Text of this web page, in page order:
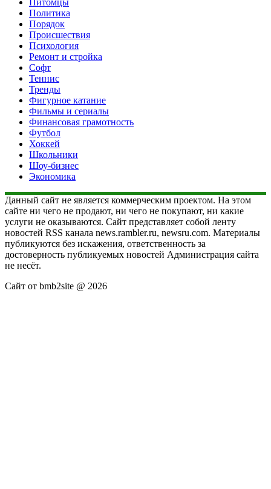
Политика
Порядок
Происшествия
Психология
Ремонт и стройка
Софт
Теннис
Тренды
Фигурное катание
Фильмы и сериалы
Финансовая грамотность
Футбол
Хоккей
Школьники
Шоу-бизнес
Экономика
Данный сайт не является коммерческим проектом. На этом
сайте ни чего не продают, ни чего не покупают, ни какие
услуги не оказываются. Сайт представляет собой ленту
новостей RSS канала news.rambler.ru, newsru.com. Материалы
публикуются без искажения, ответственность за
достоверность публикуемых новостей Администрация сайта
не несёт.
Сайт от bmb2site @ 2026